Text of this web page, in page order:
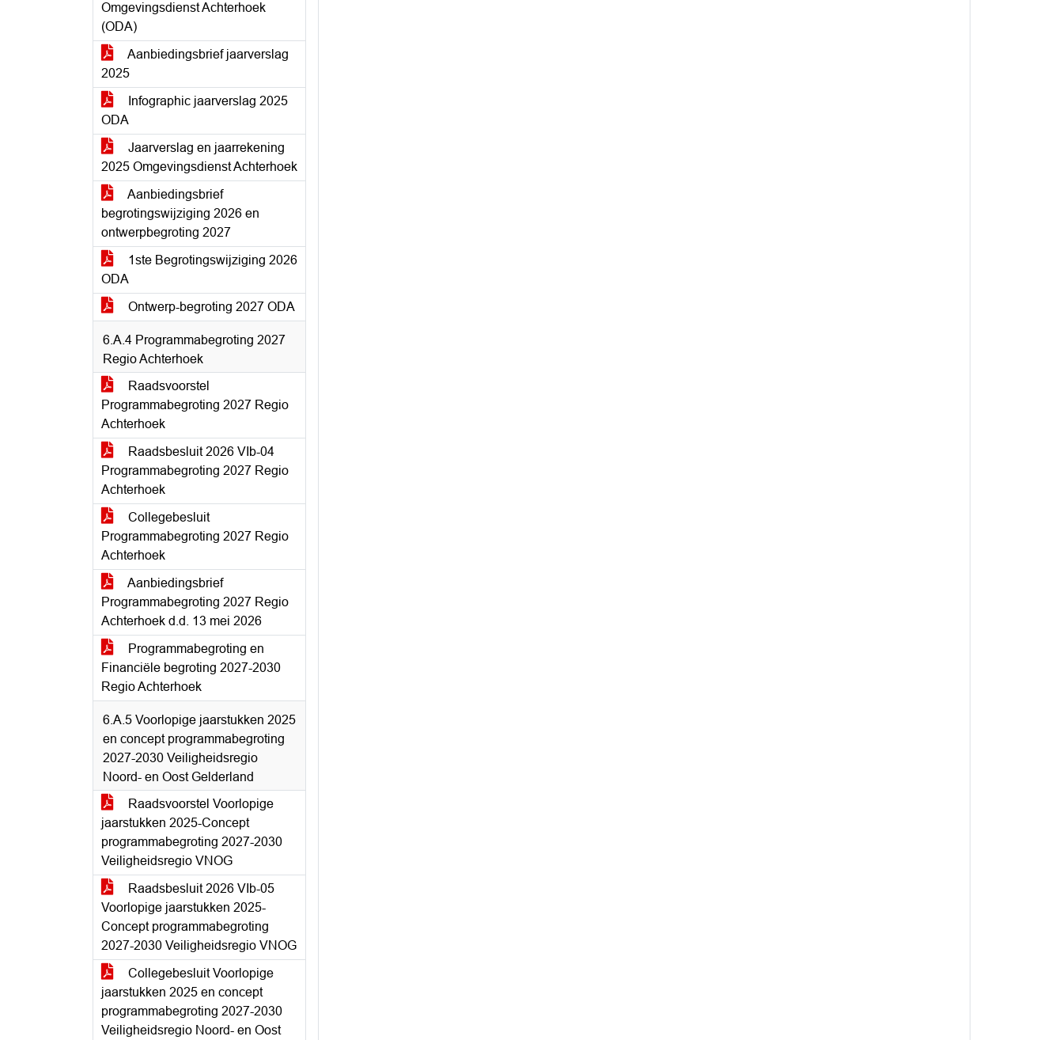
Omgevingsdienst Achterhoek
(ODA)
Aanbiedingsbrief jaarverslag
2025
Infographic jaarverslag 2025
ODA
Jaarverslag en jaarrekening
2025 Omgevingsdienst Achterhoek
Aanbiedingsbrief
begrotingswijziging 2026 en
ontwerpbegroting 2027
1ste Begrotingswijziging 2026
ODA
Ontwerp-begroting 2027 ODA
6.A.4 Programmabegroting 2027
Regio Achterhoek
Raadsvoorstel
Programmabegroting 2027 Regio
Achterhoek
Raadsbesluit 2026 VIb-04
Programmabegroting 2027 Regio
Achterhoek
Collegebesluit
Programmabegroting 2027 Regio
Achterhoek
Aanbiedingsbrief
Programmabegroting 2027 Regio
Achterhoek d.d. 13 mei 2026
Programmabegroting en
Financiële begroting 2027-2030
Regio Achterhoek
6.A.5 Voorlopige jaarstukken 2025
en concept programmabegroting
2027-2030 Veiligheidsregio
Noord- en Oost Gelderland
Raadsvoorstel Voorlopige
jaarstukken 2025-Concept
programmabegroting 2027-2030
Veiligheidsregio VNOG
Raadsbesluit 2026 VIb-05
Voorlopige jaarstukken 2025-
Concept programmabegroting
2027-2030 Veiligheidsregio VNOG
Collegebesluit Voorlopige
jaarstukken 2025 en concept
programmabegroting 2027-2030
Veiligheidsregio Noord- en Oost